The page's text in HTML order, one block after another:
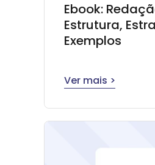
Ebook:
Estrutura,
Exemplos
Ver mais >